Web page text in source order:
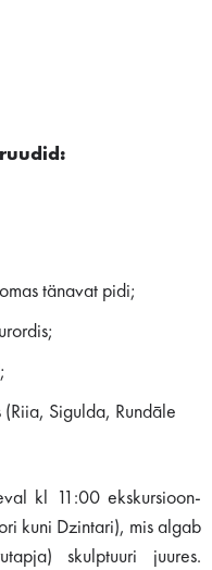
tänavat pidi;
(Riia, Sigulda, Rundāle
kl 11:00 ekskursioon-
kuni Dzintari), mis algab
skulptuuri juures.